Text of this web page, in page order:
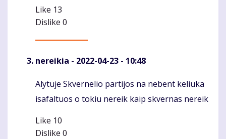
Like 13
Dislike 0
nereikia - 2022-04-23 - 10:48
Komentaras
Alytuje Skvernelio partijos na nebent keliuka
isafaltuos o tokiu nereik kaip skvernas nereik
Like 10
Dislike 0